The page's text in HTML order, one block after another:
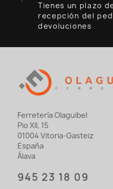
Tienes un plazo
recepción del
devoluciones
Ferretería Olaguibel
Pio XII, 15
01004 Vitoria-Gasteiz
España
Álava
945 23 18 09